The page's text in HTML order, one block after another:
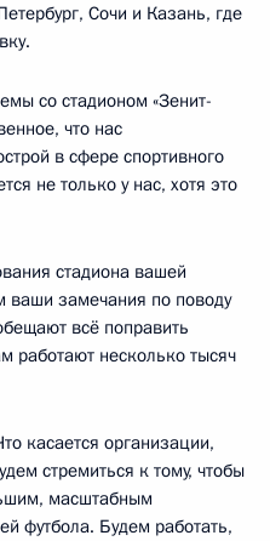
Сочи и Казань, где
со стадионом «Зенит-
что нас
в сфере спортивного
не только у нас, хотя это
стадиона вашей
ваши замечания по поводу
всё поправить
работают несколько тысяч
касается организации,
стремиться к тому, чтобы
масштабным
футбола. Будем работать,